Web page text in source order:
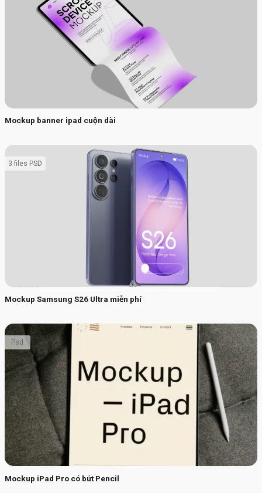
Mockup banner ipad cuộn dài
Mockup Samsung S26 Ultra miễn phí
3 files PSD
Mockup iPad Pro có bút Pencil
Psd